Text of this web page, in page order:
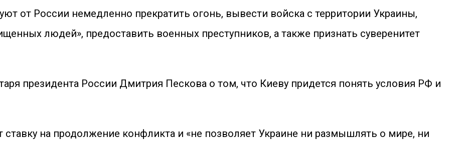
от России немедленно прекратить огонь, вывести войска с территории Украины,
людей», предоставить военных преступников, а также признать суверенитет
президента России Дмитрия Пескова о том, что Киеву придется понять условия РФ и
ставку на продолжение конфликта и «не позволяет Украине ни размышлять о мире, ни